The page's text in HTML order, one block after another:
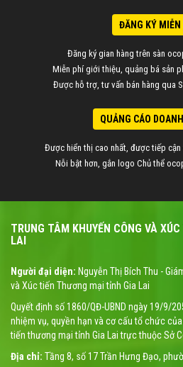
ĐĂNG KÝ MIỄN
Đăng ký gian hàng trên sàn
Miễn phí giới thiệu, quảng bá sản
Được hỗ trợ, tư vấn bán hàng qua
QUẢNG CÁO
Được hiển thị cao nhất, được tiếp cận
Nỗi bật hơn, gắn logo Chủ thể
TRUNG TÂM KHUYẾN CÔNG VÀ
LAI
Người đại diện: Nguyễn Thị Bích Thu -
và Xúc tiến Thương mại tỉnh Gia Lai
Quyết định số 1860/QĐ-UBND ngày 19/9/
nhiệm vụ, quyền hạn và cơ cấu tổ chức
tiến thương mại tỉnh Gia Lai trực thuộc Sở
Địa chỉ: Tầng 8, số 17 Trần Hưng Đạo,